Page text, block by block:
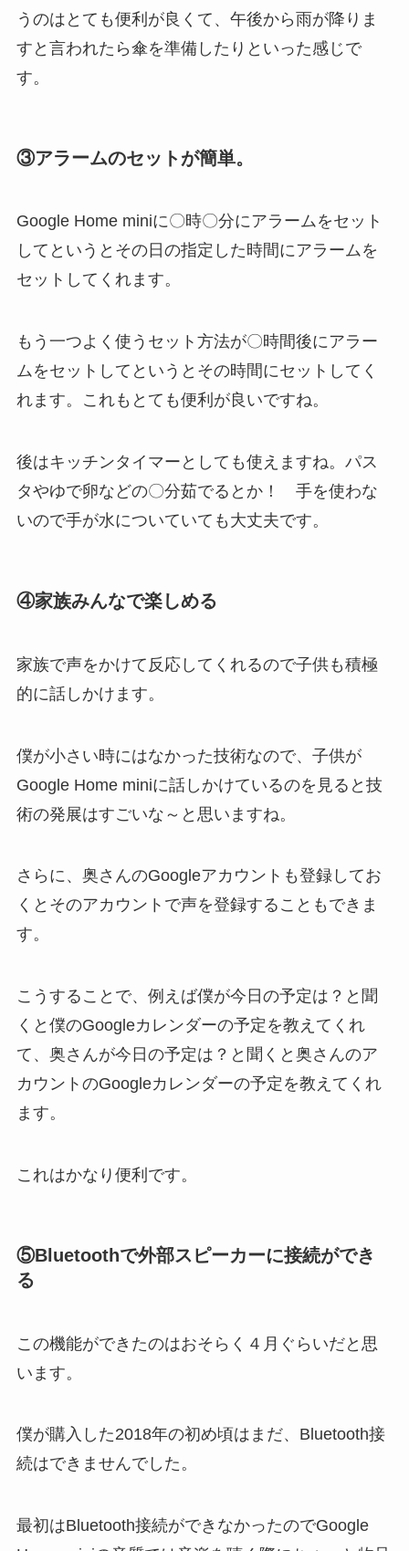
うのはとても便利が良くて、午後から雨が降りま
すと言われたら傘を準備したりといった感じで
す。
③アラームのセットが簡単。
Google Home miniに〇時〇分にアラームをセット
してというとその日の指定した時間にアラームを
セットしてくれます。
もう一つよく使うセット方法が〇時間後にアラー
ムをセットしてというとその時間にセットしてく
れます。これもとても便利が良いですね。
後はキッチンタイマーとしても使えますね。パス
タやゆで卵などの〇分茹でるとか！ 手を使わな
いので手が水についていても大丈夫です。
④家族みんなで楽しめる
家族で声をかけて反応してくれるので子供も積極
的に話しかけます。
僕が小さい時にはなかった技術なので、子供が
Google Home miniに話しかけているのを見ると技
術の発展はすごいな～と思いますね。
さらに、奥さんのGoogleアカウントも登録してお
くとそのアカウントで声を登録することもできま
す。
こうすることで、例えば僕が今日の予定は？と聞
くと僕のGoogleカレンダーの予定を教えてくれ
て、奥さんが今日の予定は？と聞くと奥さんのア
カウントのGoogleカレンダーの予定を教えてくれ
ます。
これはかなり便利です。
⑤Bluetoothで外部スピーカーに接続ができ
る
この機能ができたのはおそらく４月ぐらいだと思
います。
僕が購入した2018年の初め頃はまだ、Bluetooth接
続はできませんでした。
最初はBluetooth接続ができなかったのでGoogle